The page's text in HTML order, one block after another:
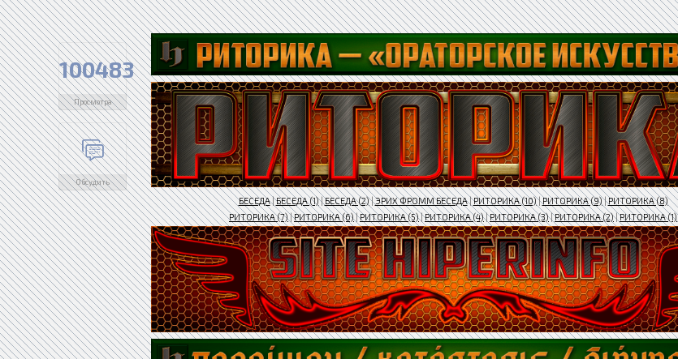
100483
Просмотра
Обсудить
БЕСЕДА|БЕСЕДА (1)|БЕСЕДА (2)|ЭРИХ ФРОММ БЕСЕДА|РИТОРИКА (10)|РИТОРИКА (9)|РИТОРИКА (8)
РИТОРИКА (7)|РИТОРИКА (6)|РИТОРИКА (5)|РИТОРИКА (4)|РИТОРИКА (3)|РИТОРИКА (2)|РИТОРИКА (1)